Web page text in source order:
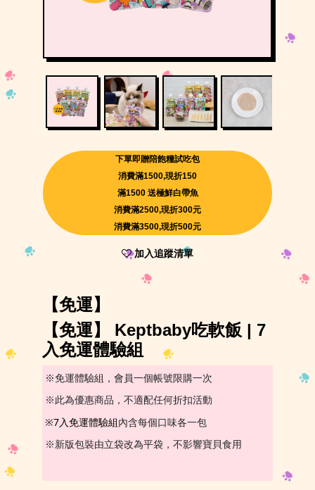
下單即贈陪飽糧試吃包
消費滿1500,現折150
滿1500 送極鮮白帶魚
消費滿2500,現折300元
消費滿3500,現折500元
加入追蹤清單
【免運】
【免運】 Keptbaby吃軟飯 | 7
入免運體驗組
※免運體驗組，會員一個帳號限購一次
※此為優惠商品，不適配任何折扣活動
※7入免運體驗組內含每個口味各一包
※新版包裝由立袋改為平袋，不影響寶貝食用